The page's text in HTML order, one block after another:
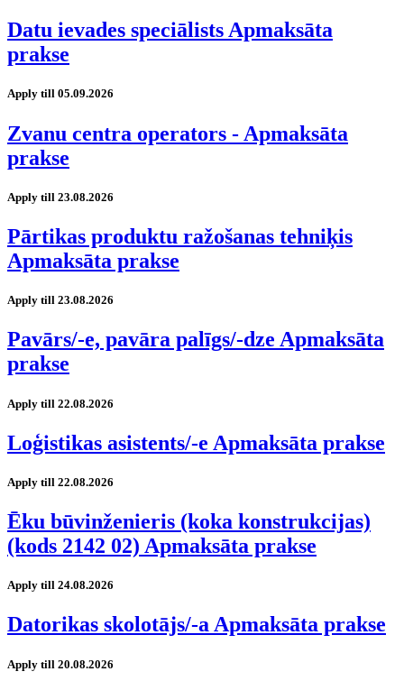
Datu ievades speciālists Apmaksāta
prakse
Apply till 05.09.2026
Zvanu centra operators - Apmaksāta
prakse
Apply till 23.08.2026
Pārtikas produktu ražošanas tehniķis
Apmaksāta prakse
Apply till 23.08.2026
Pavārs/-e, pavāra palīgs/-dze Apmaksāta
prakse
Apply till 22.08.2026
Loģistikas asistents/-e Apmaksāta prakse
Apply till 22.08.2026
Ēku būvinženieris (koka konstrukcijas)
(kods 2142 02) Apmaksāta prakse
Apply till 24.08.2026
Datorikas skolotājs/-a Apmaksāta prakse
Apply till 20.08.2026